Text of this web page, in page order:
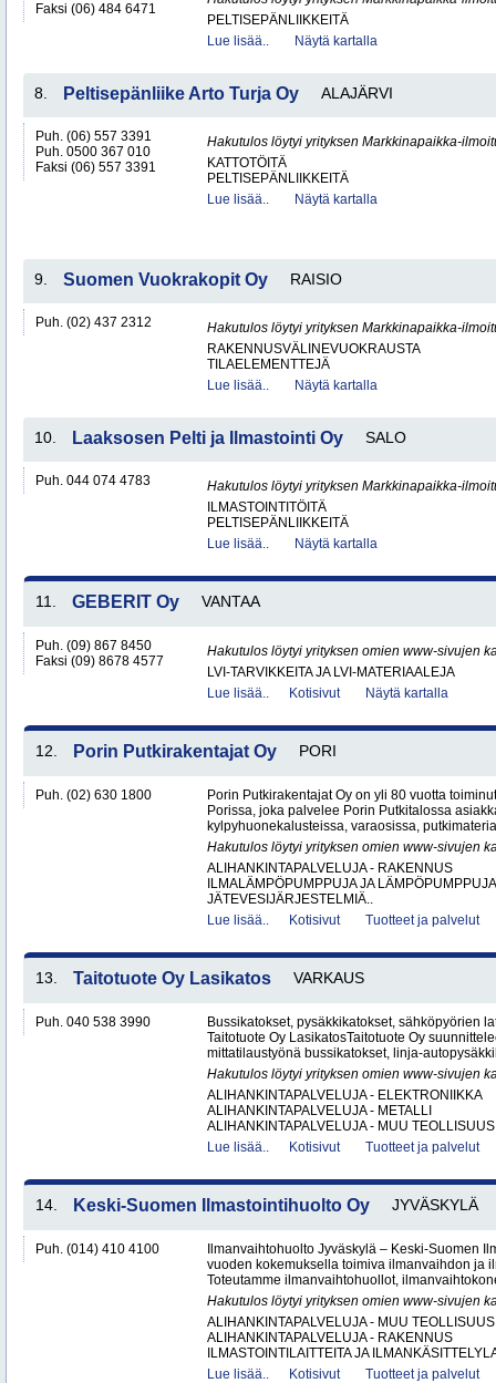
Faksi (06) 484 6471
PELTISEPÄNLIIKKEITÄ
Lue lisää..
Näytä kartalla
8. Peltisepänliike Arto Turja Oy ALAJÄRVI
Puh. (06) 557 3391
Puh. 0500 367 010
Faksi (06) 557 3391
Hakutulos löytyi yrityksen Markkinapaikka-
KATTOTÖITÄ
PELTISEPÄNLIIKKEITÄ
Lue lisää..
Näytä kartalla
9. Suomen Vuokrakopit Oy RAISIO
Puh. (02) 437 2312
Hakutulos löytyi yrityksen Markkinapaikka-
RAKENNUSVÄLINEVUOKRAUSTA
TILAELEMENTTEJÄ
Lue lisää..
Näytä kartalla
10. Laaksosen Pelti ja Ilmastointi Oy SALO
Puh. 044 074 4783
Hakutulos löytyi yrityksen Markkinapaikka-
ILMASTOINTITÖITÄ
PELTISEPÄNLIIKKEITÄ
Lue lisää..
Näytä kartalla
11. GEBERIT Oy VANTAA
Puh. (09) 867 8450
Faksi (09) 8678 4577
Hakutulos löytyi yrityksen omien www-sivujen
LVI-TARVIKKEITA JA LVI-MATERIAALEJA
Lue lisää..
Kotisivut Näytä kartalla
12. Porin Putkirakentajat Oy PORI
Puh. (02) 630 1800
Porin Putkirakentajat Oy on yli 80 vuotta
Porissa, joka palvelee Porin Putkitalossa
kylpyhuonekalusteissa, varaosissa,
Hakutulos löytyi yrityksen omien www-sivujen
ALIHANKINTAPALVELUJA - RAKENNUS
ILMALÄMPÖPUMPPUJA JA LÄMPÖPUMPPUJA
JÄTEVESIJÄRJESTELMIÄ..
Lue lisää..
Kotisivut Tuotteet ja palvelut
13. Taitotuote Oy Lasikatos VARKAUS
Puh. 040 538 3990
Bussikatokset, pysäkkikatokset, sähköpyörien
Taitotuote Oy LasikatosTaitotuote Oy
mittatilaustyönä bussikatokset, linja-
Hakutulos löytyi yrityksen omien www-sivujen
ALIHANKINTAPALVELUJA - ELEKTRONIIKKA
ALIHANKINTAPALVELUJA - METALLI
ALIHANKINTAPALVELUJA - MUU
Lue lisää..
Kotisivut Tuotteet ja palvelut
14. Keski-Suomen Ilmastointihuolto Oy JYVÄSKYLÄ
Puh. (014) 410 4100
Ilmanvaihtohuolto Jyväskylä – Keski-Suomen
vuoden kokemuksella toimiva ilmanvaihdon ja
Toteutamme ilmanvaihtohuollot,
Hakutulos löytyi yrityksen omien www-sivujen
ALIHANKINTAPALVELUJA - MUU TEOLLISUUS
ALIHANKINTAPALVELUJA - RAKENNUS
ILMASTOINTILAITTEITA JA
Lue lisää..
Kotisivut Tuotteet ja palvelut